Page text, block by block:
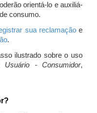
orientá-lo e auxiliá-
consumo.
sua reclamaçãoe
.
ilustrado sobre o uso
Usuário - Consumidor,